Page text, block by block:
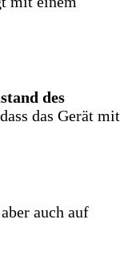
des
das Gerät mit
auch auf